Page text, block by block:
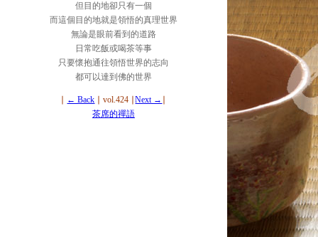
但目的地卻只有一個
而這個目的地就是領悟的真理世界
無論是眼前看到的道路
日常吃飯或喝茶等事
只要懷抱通往領悟世界的志向
都可以達到佛的世界
← Back ∣ vol.424 ∣Next →
茶席的禪語